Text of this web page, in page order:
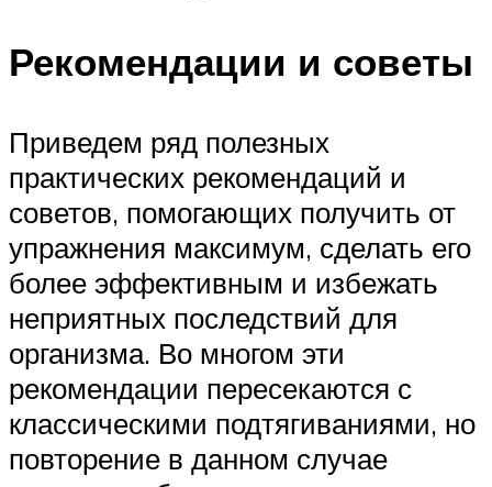
Рекомендации и советы
Приведем ряд полезных
практических рекомендаций и
советов, помогающих получить от
упражнения максимум, сделать его
более эффективным и избежать
неприятных последствий для
организма. Во многом эти
рекомендации пересекаются с
классическими подтягиваниями, но
повторение в данном случае